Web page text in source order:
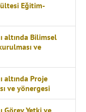
Eğitim-
altında Bilimsel
ve
altında Proje
ve yönergesi
Görev Yetki ve